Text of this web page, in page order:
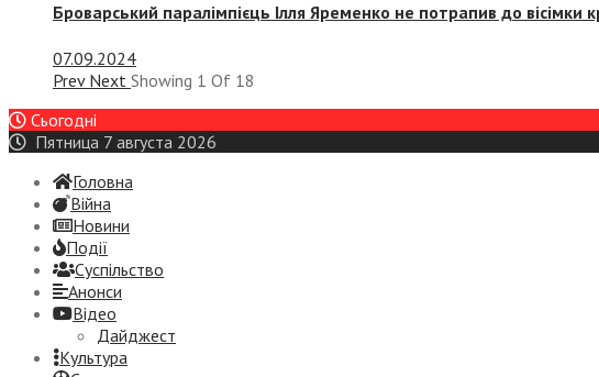
Броварський паралімпієць Ілля Яременко не потрапив до вісімки
07.09.2024
Prev Next Showing 1 Of 18
Сьогодні
Пятница 7 августа 2026
Головна
Війна
Новини
Події
Суспiльство
Анонси
Відео
Дайджест
Культура